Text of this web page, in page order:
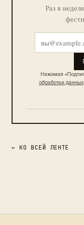
Раз в
Нажимая
обработки данных
← КО ВСЕЙ ЛЕНТЕ